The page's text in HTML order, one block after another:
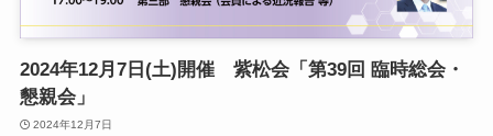
2024年12月7日(土)開催 紫松会「第39回 臨時総会・
懇親会」
2024年12月7日